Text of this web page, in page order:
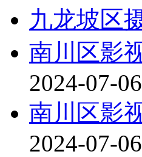
九龙坡区
南川区影
2024-07-
南川区影
2024-07-